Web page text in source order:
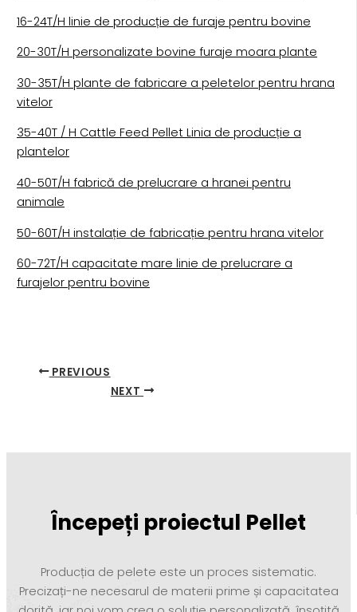
16-24T/H linie de producție de furaje pentru bovine
20-30T/H personalizate bovine furaje moara plante
30-35T/H plante de fabricare a peletelor pentru hrana
vitelor
35-40T / H Cattle Feed Pellet Linia de producție a
plantelor
40-50T/H fabrică de prelucrare a hranei pentru
animale
50-60T/H instalație de fabricație pentru hrana vitelor
60-72T/H capacitate mare linie de prelucrare a
furajelor pentru bovine
PREVIOUS
NEXT
Începeți proiectul Pellet
Producția de pelete este un proces sistematic.
Precizați-ne necesarul de materii prime și capacitatea